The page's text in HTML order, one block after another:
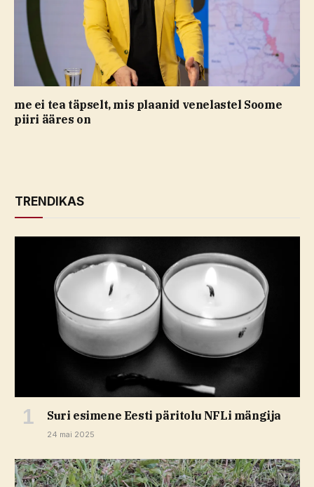
me ei tea täpselt, mis plaanid venelastel Soome
piiri ääres on
TRENDIKAS
Suri esimene Eesti päritolu NFLi mängija
24 mai 2025